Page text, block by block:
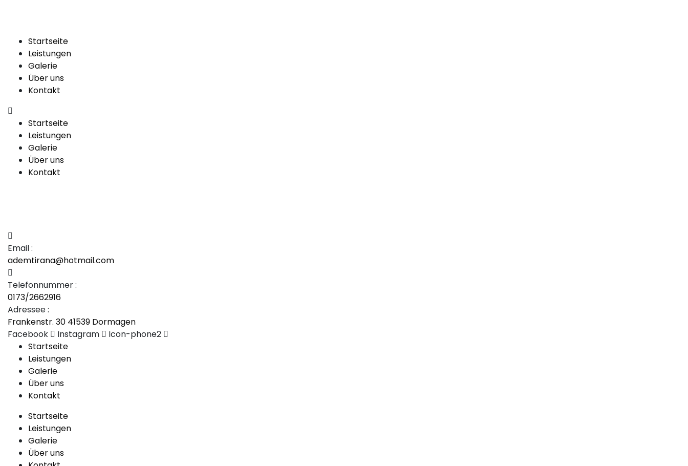
Startseite
Leistungen
Galerie
Über uns
Kontakt
Startseite
Leistungen
Galerie
Über uns
Kontakt
Email :
ademtirana@hotmail.com
Telefonnummer :
0173/2662916
Adressee :
Frankenstr. 30 41539 Dormagen
Facebook
Instagram
Icon-phone2
Startseite
Leistungen
Galerie
Über uns
Kontakt
Startseite
Leistungen
Galerie
Über uns